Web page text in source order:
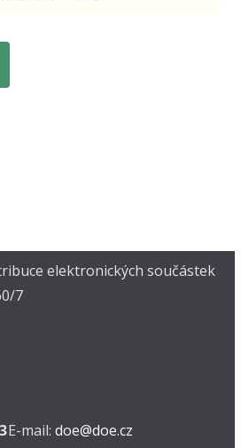
elektronických součástek
7
E-mail: doe@doe.cz